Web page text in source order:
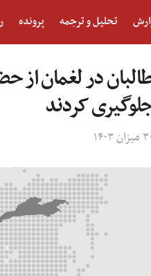
تحلیل و ترجمه پرونده
در لغمان از
کردند
۱۴۰۳